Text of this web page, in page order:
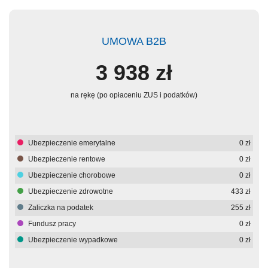
UMOWA B2B
3 938 zł
na rękę (po opłaceniu ZUS i podatków)
Ubezpieczenie emerytalne 0 zł
Ubezpieczenie rentowe
0 zł
Ubezpieczenie chorobowe
0 zł
Ubezpieczenie zdrowotne
433 zł
Zaliczka na podatek
255 zł
Fundusz pracy
0 zł
Ubezpieczenie wypadkowe
0 zł